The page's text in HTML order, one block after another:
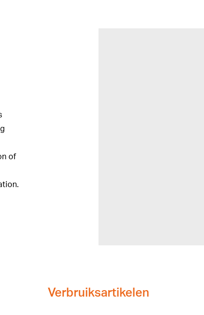
of
Verbruiksartikelen